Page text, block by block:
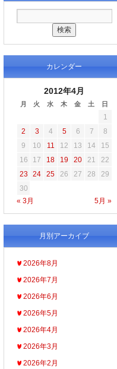
カレンダー
2012年4月
月 火 水 木 金 土 日
« 3月 5月 »
1
2
3 4 5 6 7
8
9
10 11 12 13 14
15
16
17 18 19 20 21
22
23
24 25 26 27 28
29
30
月別アーカイブ
2026年8月
2026年7月
2026年6月
2026年5月
2026年4月
2026年3月
2026年2月